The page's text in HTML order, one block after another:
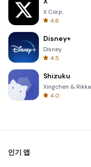
X Corp.
4.6
Disney+
Disney
4.5
Shizuku
Xingchen & Rikka
4.0
인기 앱